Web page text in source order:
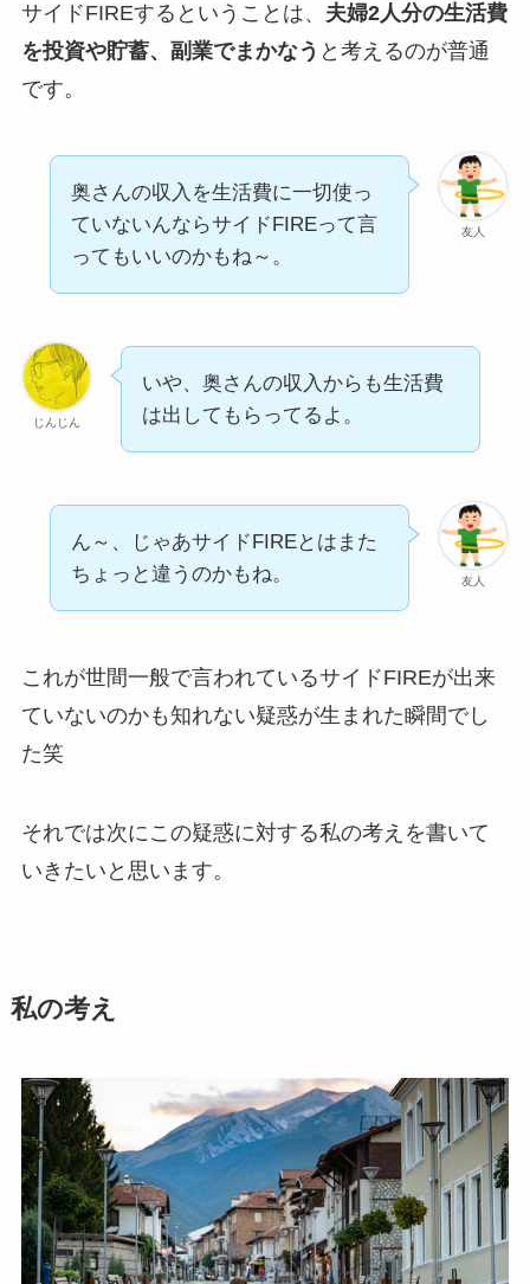
サイドFIREするということは、 夫婦2人分の生活費
を投資や貯蓄、副業でまかなう と考えるのが普通
です。
友人
奥さんの収入を生活費に一切使っ
ていないんならサイドFIREって言
ってもいいのかもね～。
じんじん
いや、奥さんの収入からも生活費
は出してもらってるよ。
友人
ん～、じゃあサイドFIREとはまた
ちょっと違うのかもね。
これが世間一般で言われているサイドFIREが出来
ていないのかも知れない疑惑が生まれた瞬間でし
た笑
それでは次にこの疑惑に対する私の考えを書いて
いきたいと思います。
私の考え